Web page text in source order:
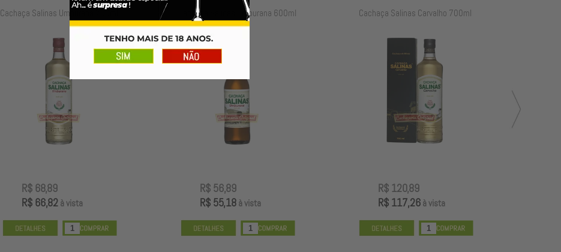
Cachaça Salinas Umburana 700ml
R$ 68,89
R$ 66,82à vista
Cachaça Salinas Umburana 600ml
R$ 56,89
R$ 55,18à vista
Cachaça Salinas Carvalho 700ml
R$ 120,89
R$ 117,26à vista